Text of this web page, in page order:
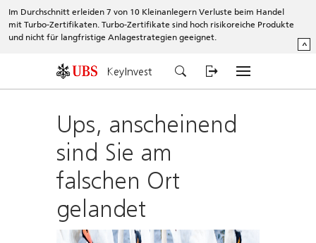
Im Durchschnitt erleiden 7 von 10 Kleinanlegern Verluste beim Handel
mit Turbo-Zertifikaten. Turbo-Zertifikate sind hoch risikoreiche Produkte
und nicht für langfristige Anlagestrategien geeignet.
^
KeyInvest
Ups, anscheinend
sind Sie am
falschen Ort
gelandet